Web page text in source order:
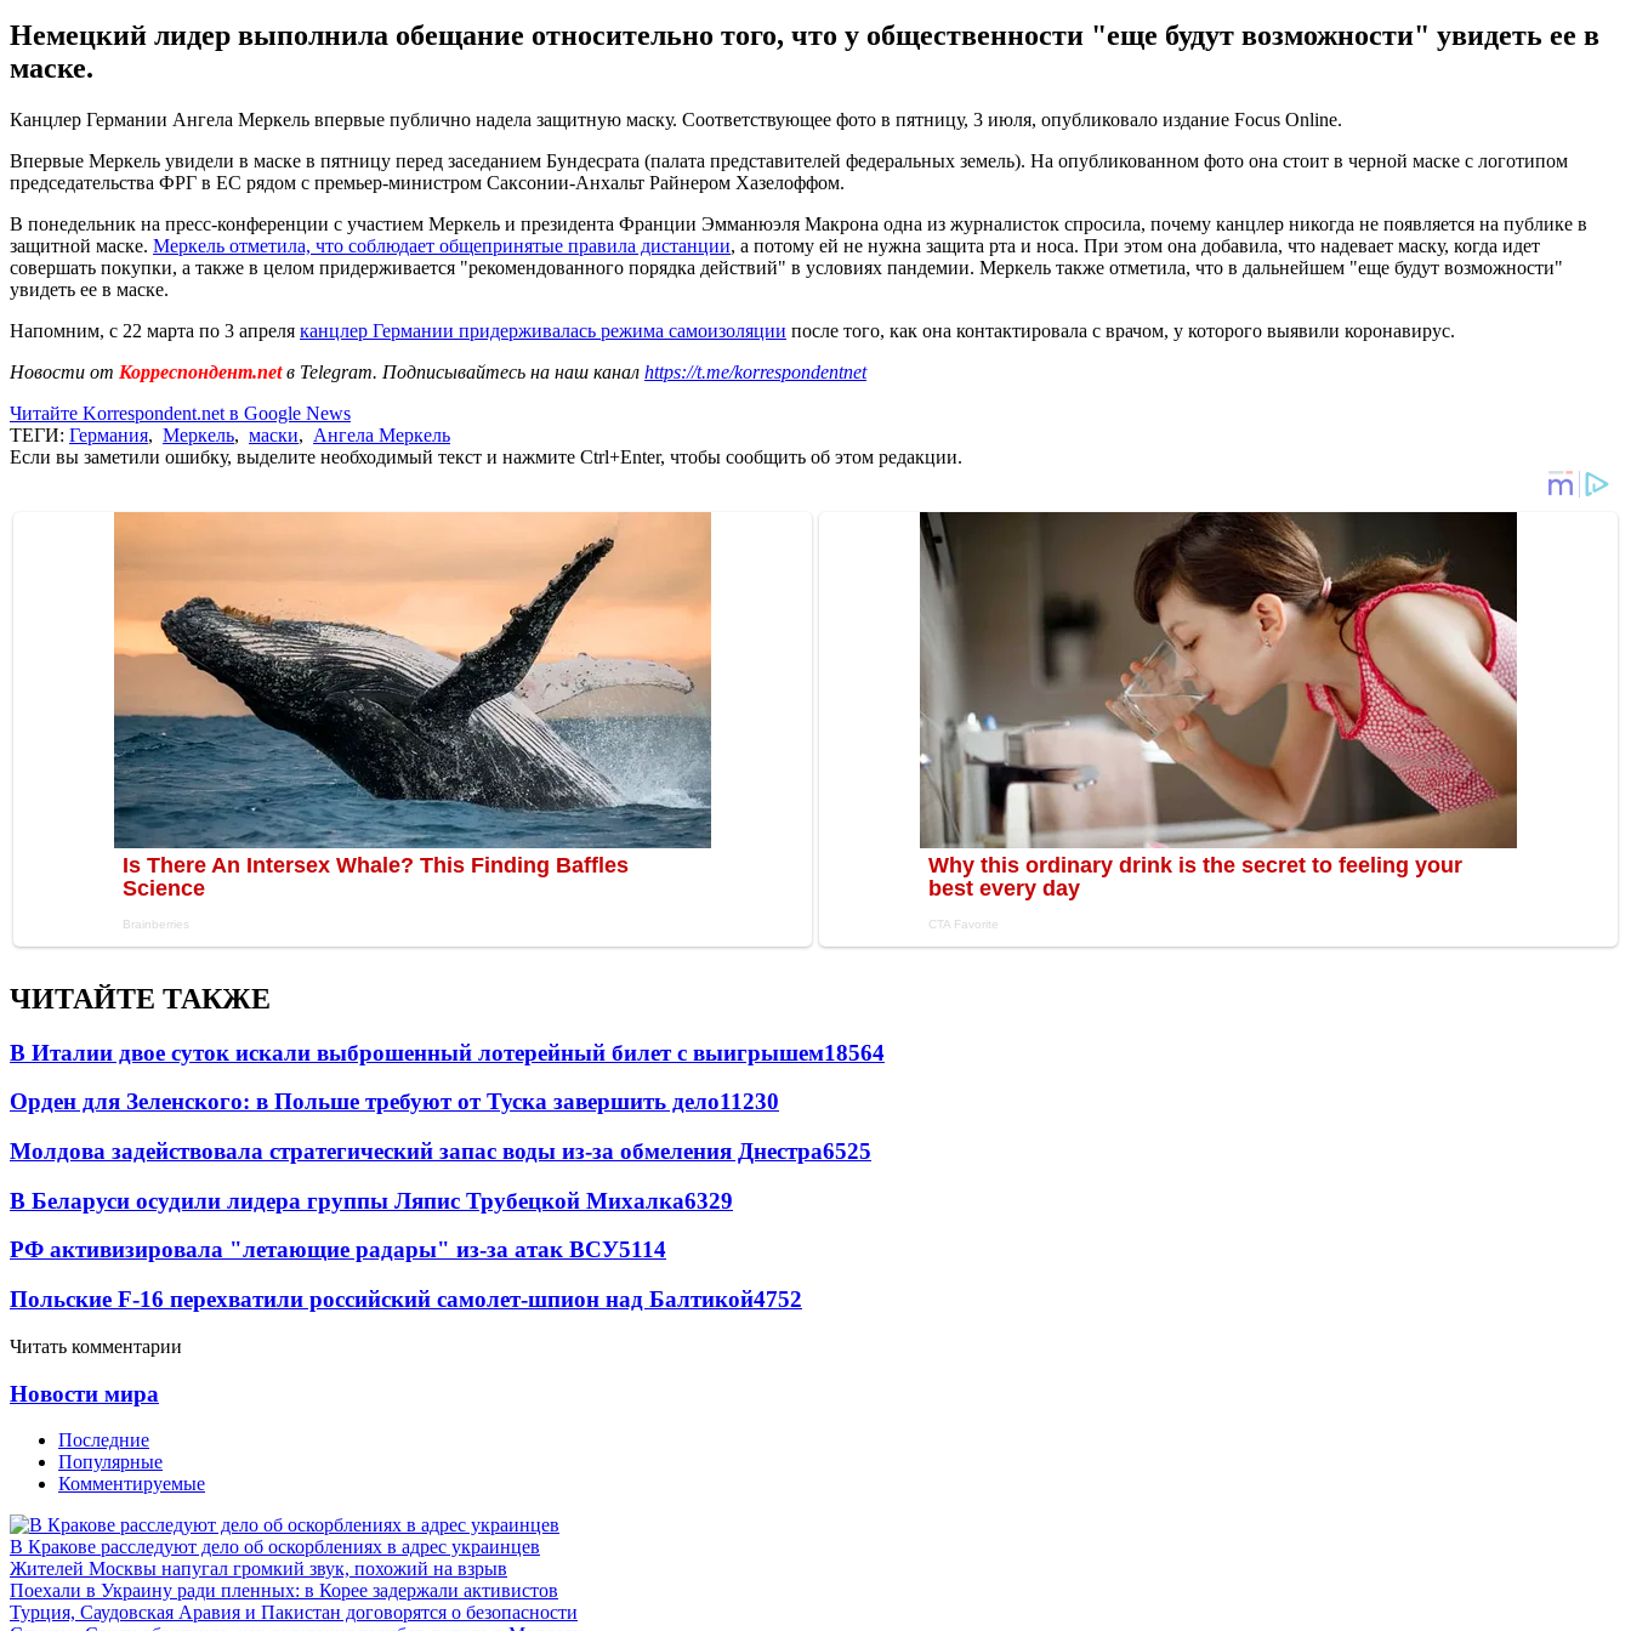
Немецкий лидер выполнила обещание относительно того, что у общественности "еще будут возможности" увидеть ее в
маске.
Канцлер Германии Ангела Меркель впервые публично надела защитную маску. Соответствующее фото в пятницу, 3 июля, опубликовало издание Focus Online.
Впервые Меркель увидели в маске в пятницу перед заседанием Бундесрата (палата представителей федеральных земель). На опубликованном фото она стоит в черной маске с логотипом
председательства ФРГ в ЕС рядом с премьер-министром Саксонии-Анхальт Райнером Хазелоффом.
В понедельник на пресс-конференции с участием Меркель и президента Франции Эмманюэля Макрона одна из журналисток спросила, почему канцлер никогда не появляется на публике в
защитной маске. Меркель отметила, что соблюдает общепринятые правила дистанции, а потому ей не нужна защита рта и носа. При этом она добавила, что надевает маску, когда идет
совершать покупки, а также в целом придерживается "рекомендованного порядка действий" в условиях пандемии. Меркель также отметила, что в дальнейшем "еще будут возможности"
увидеть ее в маске.
Напомним, с 22 марта по 3 апреля канцлер Германии придерживалась режима самоизоляции после того, как она контактировала с врачом, у которого выявили коронавирус.
Новости от Корреспондент.netв Telegram. Подписывайтесь на наш канал https://t.me/korrespondentnet
Читайте Korrespondent.net в Google News
ТЕГИ: Германия, Меркель, маски, Ангела Меркель
Если вы заметили ошибку, выделите необходимый текст и нажмите Ctrl+Enter, чтобы сообщить об этом редакции.
ЧИТАЙТЕ ТАКЖЕ
В Италии двое суток искали выброшенный лотерейный билет с выигрышем18564
Орден для Зеленского: в Польше требуют от Туска завершить дело11230
Молдова задействовала стратегический запас воды из-за обмеления Днестра6525
В Беларуси осудили лидера группы Ляпис Трубецкой Михалка6329
РФ активизировала "летающие радары" из-за атак ВСУ5114
Польские F-16 перехватили российский самолет-шпион над Балтикой4752
Читать комментарии
Новости мира
Последние
Популярные
Комментируемые
В Кракове расследуют дело об оскорблениях в адрес украинцев
Жителей Москвы напугал громкий звук, похожий на взрыв
Поехали в Украину ради пленных: в Корее задержали активистов
Турция, Саудовская Аравия и Пакистан договорятся о безопасности